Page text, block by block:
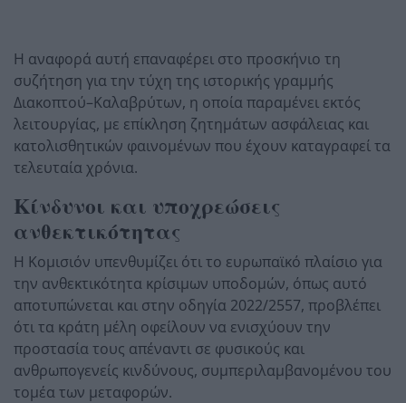
Η αναφορά αυτή επαναφέρει στο προσκήνιο τη
συζήτηση για την τύχη της ιστορικής γραμμής
Διακοπτού–Καλαβρύτων, η οποία παραμένει εκτός
λειτουργίας, με επίκληση ζητημάτων ασφάλειας και
κατολισθητικών φαινομένων που έχουν καταγραφεί τα
τελευταία χρόνια.
Κίνδυνοι και υποχρεώσεις
ανθεκτικότητας
Η Κομισιόν υπενθυμίζει ότι το ευρωπαϊκό πλαίσιο για
την ανθεκτικότητα κρίσιμων υποδομών, όπως αυτό
αποτυπώνεται και στην οδηγία 2022/2557, προβλέπει
ότι τα κράτη μέλη οφείλουν να ενισχύουν την
προστασία τους απέναντι σε φυσικούς και
ανθρωπογενείς κινδύνους, συμπεριλαμβανομένου του
τομέα των μεταφορών.